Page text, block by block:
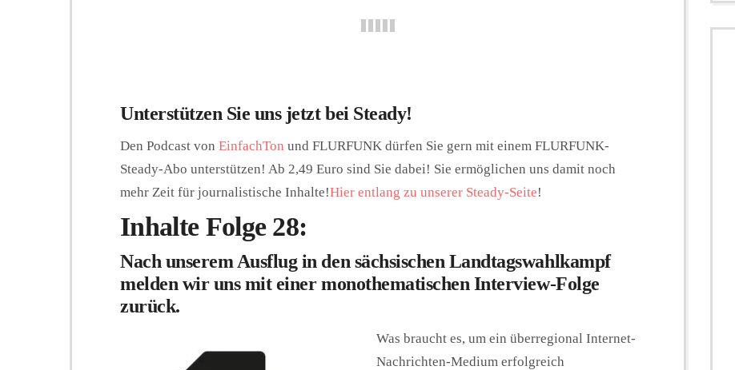
Unterstützen Sie uns jetzt bei Steady!
Den Podcast von EinfachTon und FLURFUNK dürfen Sie gern mit einem FLURFUNK-
Steady-Abo unterstützen! Ab 2,49 Euro sind Sie dabei! Sie ermöglichen uns damit noch
mehr Zeit für journalistische Inhalte!Hier entlang zu unserer Steady-Seite!
Inhalte Folge 28:
Nach unserem Ausflug in den sächsischen Landtagswahlkampf
melden wir uns mit einer monothematischen Interview-Folge
zurück.
Was braucht es, um ein überregional Internet-
Nachrichten-Medium erfolgreich